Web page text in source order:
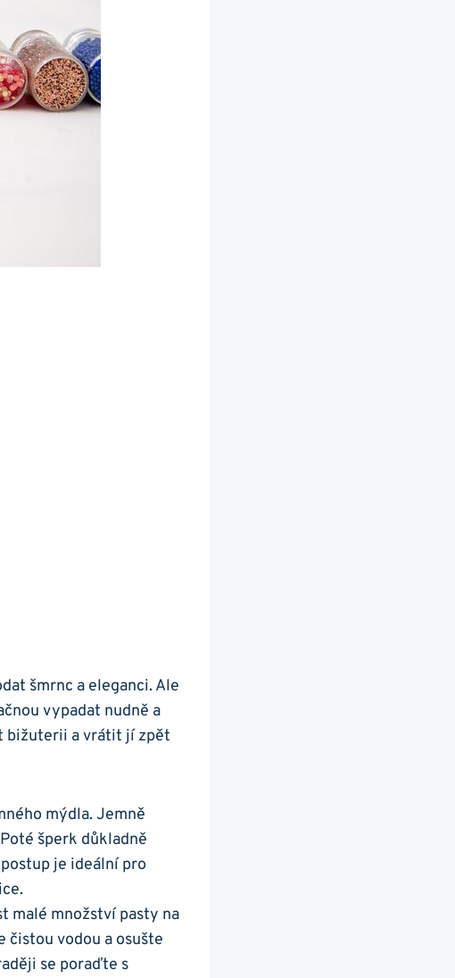
šmrnc​ a eleganci. Ale
vypadat nudně a
bižuterii ⁤a vrátit jí zpět
mýdla. Jemně‌
šperk důkladně
je ideální​ pro
malé množství pasty na
vodou a⁤ osušte‌
se poraďte s